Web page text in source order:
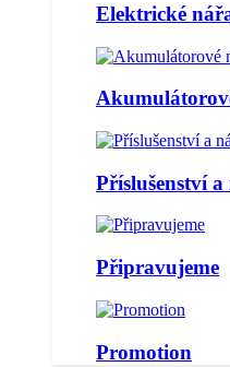
Elektrické
Příslušenství
Připravujeme
Promotion